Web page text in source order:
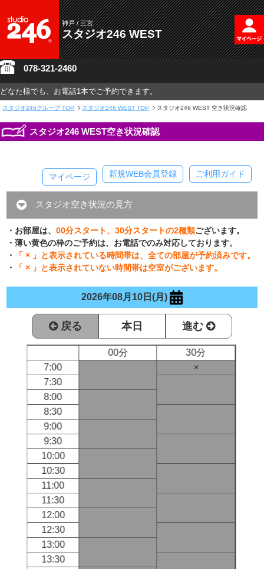
神戸 / 三宮
スタジオ246 WEST
078-321-2460
どなた様でも、お電話1本でご予約できます。
スタジオ246グループ TOP スタジオ246 WEST TOP スタジオ246 WEST 空き状況確認
スタジオ246 WEST空き状況確認
ご利用ガイド
新規WEB会員登録
マイページ
スタジオ空き状況の見方
・お部屋は、00分スタート、30分スタートの2種類ございます。
・薄い黄色の枠のご予約は、お電話でのみ対応しております。
・
「 × 」と表示されている時間帯は、全ての部屋が予約済みです。
・
「 × 」と表示されていない時間帯は空室がございます。
2026年08月10日(月)
戻る 本日 進む
00分
30分
7:00
×
7:30
8:00
8:30
9:00
9:30
10:00
10:30
11:00
11:30
12:00
12:30
13:00
13:30